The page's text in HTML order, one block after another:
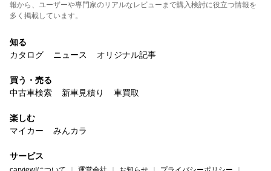
報から、ユーザーや専門家のリアルなレビューまで購入検討に役立つ情報を
多く掲載しています。
知る
カタログ
ニュース オリジナル記事
買う・売る
中古車検索
新車見積り 車買取
楽しむ
マイカー
みんカラ
サービス